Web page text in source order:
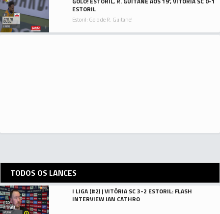
ESTORIL
Estoril: Golo de R. Guitane!
TODOS OS LANCES
I LIGA (#2) | VITÓRIA SC 3-2 ESTORIL: FLASH
INTERVIEW IAN CATHRO